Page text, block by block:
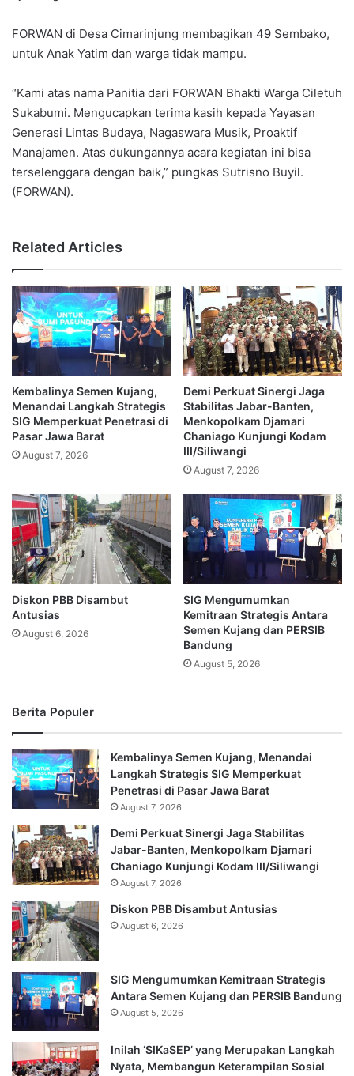
FORWAN di Desa Cimarinjung membagikan 49 Sembako,
untuk Anak Yatim dan warga tidak mampu.
“Kami atas nama Panitia dari FORWAN Bhakti Warga Ciletuh
Sukabumi. Mengucapkan terima kasih kepada Yayasan
Generasi Lintas Budaya, Nagaswara Musik, Proaktif
Manajamen. Atas dukungannya acara kegiatan ini bisa
terselenggara dengan baik,” pungkas Sutrisno Buyil.
(FORWAN).
Related Articles
Kembalinya Semen Kujang,
Menandai Langkah Strategis
SIG Memperkuat Penetrasi di
Pasar Jawa Barat
August 7, 2026
Demi Perkuat Sinergi Jaga
Stabilitas Jabar-Banten,
Menkopolkam Djamari
Chaniago Kunjungi Kodam
III/Siliwangi
August 7, 2026
Diskon PBB Disambut
Antusias
August 6, 2026
SIG Mengumumkan
Kemitraan Strategis Antara
Semen Kujang dan PERSIB
Bandung
August 5, 2026
Berita Populer
Kembalinya Semen Kujang, Menandai
Langkah Strategis SIG Memperkuat
Penetrasi di Pasar Jawa Barat
August 7, 2026
Demi Perkuat Sinergi Jaga Stabilitas
Jabar-Banten, Menkopolkam Djamari
Chaniago Kunjungi Kodam III/Siliwangi
August 7, 2026
Diskon PBB Disambut Antusias
August 6, 2026
SIG Mengumumkan Kemitraan Strategis
Antara Semen Kujang dan PERSIB Bandung
August 5, 2026
Inilah ‘SIKaSEP’ yang Merupakan Langkah
Nyata, Membangun Keterampilan Sosial